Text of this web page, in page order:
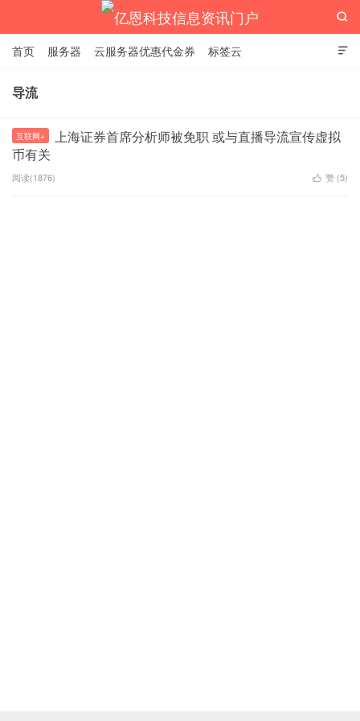
亿恩科技信息资讯门户

首页 服务器 云服务器优惠代金券 标签云

导流
互联网+
上海证券首席分析师被免职 或与直播导流宣传虚拟
币有关
阅读(1876)  赞 (5)